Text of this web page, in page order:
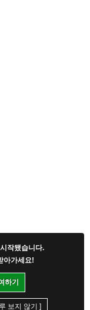
작됐습니다.
아가세요!
하기
보지 않기 ]